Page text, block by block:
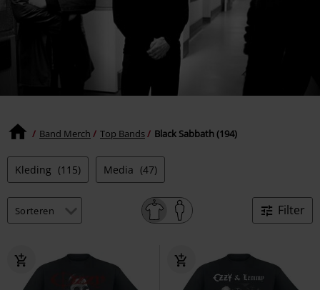
Band Merch Top Bands Black Sabbath (194)
Kleding (115) Media (47)
Filter